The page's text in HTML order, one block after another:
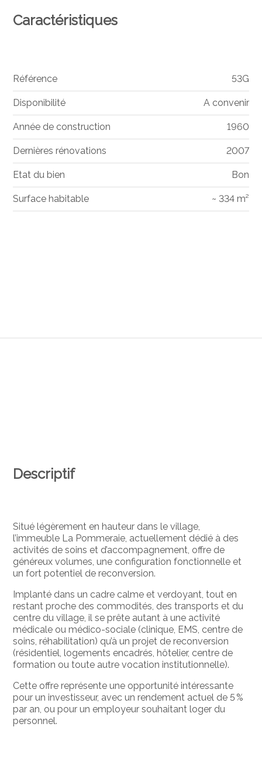
Descriptif
Situé légèrement en hauteur dans le village,
l’immeuble La Pommeraie, actuellement dédié à des
activités de soins et d’accompagnement, offre de
généreux volumes, une configuration fonctionnelle et
un fort potentiel de reconversion.
Implanté dans un cadre calme et verdoyant, tout en
restant proche des commodités, des transports et du
centre du village, il se prête autant à une activité
médicale ou médico-sociale (clinique, EMS, centre de
soins, réhabilitation) qu’à un projet de reconversion
(résidentiel, logements encadrés, hôtelier, centre de
formation ou toute autre vocation institutionnelle).
Cette offre représente une opportunité intéressante
pour un investisseur, avec un rendement actuel de 5 %
par an, ou pour un employeur souhaitant loger du
personnel.
Caractéristiques
Référence 53G
Disponibilité A convenir
Année de construction 1960
Dernières rénovations 2007
Etat du bien Bon
Surface habitable ~ 334 m²